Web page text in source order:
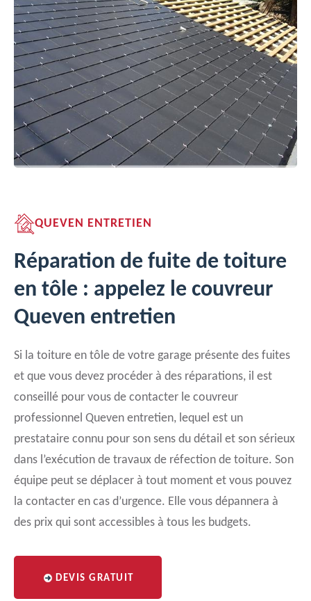
QUEVEN ENTRETIEN
Réparation de fuite de toiture
en tôle : appelez le couvreur
Queven entretien
Si la toiture en tôle de votre garage présente des fuites
et que vous devez procéder à des réparations, il est
conseillé pour vous de contacter le couvreur
professionnel Queven entretien, lequel est un
prestataire connu pour son sens du détail et son sérieux
dans l’exécution de travaux de réfection de toiture. Son
équipe peut se déplacer à tout moment et vous pouvez
la contacter en cas d’urgence. Elle vous dépannera à
des prix qui sont accessibles à tous les budgets.
DEVIS GRATUIT